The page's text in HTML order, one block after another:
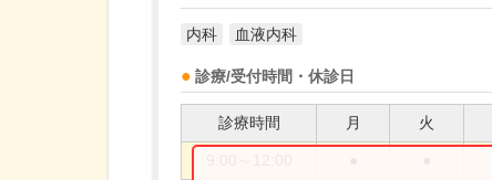
内科 血液内科
診療/受付時間・休診日
診療時間 月 火